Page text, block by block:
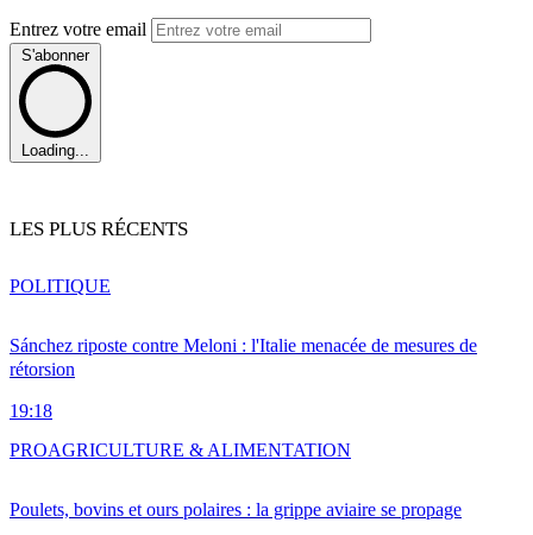
Entrez votre email
S'abonner
Loading...
LES PLUS RÉCENTS
Sánchez riposte contre Meloni : l'Italie menacée de mesures de
rétorsion
19:18
POLITIQUE
Poulets, bovins et ours polaires : la grippe aviaire se propage
PROAGRICULTURE & ALIMENTATION